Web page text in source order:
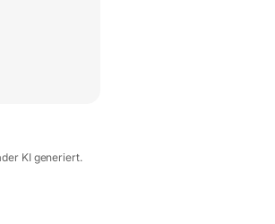
KI generiert.